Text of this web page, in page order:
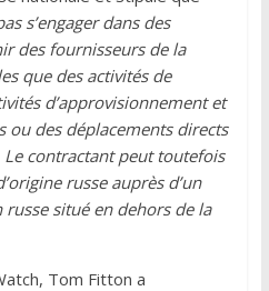
s’engager dans des
des fournisseurs de la
que des activités de
d’approvisionnement et
ou des déplacements directs
contractant peut toutefois
russe auprès d’un
situé en dehors de la
Tom Fitton a